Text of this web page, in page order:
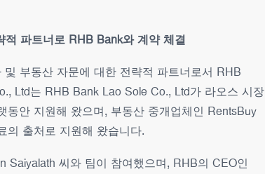
파트너로 RHB Bank와 계약 체결
부동산 자문에 대한 전략적 파트너로서 RHB
Ltd는 RHB Bank Lao Sole Co., Ltd가 라오스 시장
안 지원해 왔으며, 부동산 중개업체인 RentsBuy
의 출처로 지원해 왔습니다.
Saiyalath 씨와 팀이 참여했으며, RHB의 CEO인